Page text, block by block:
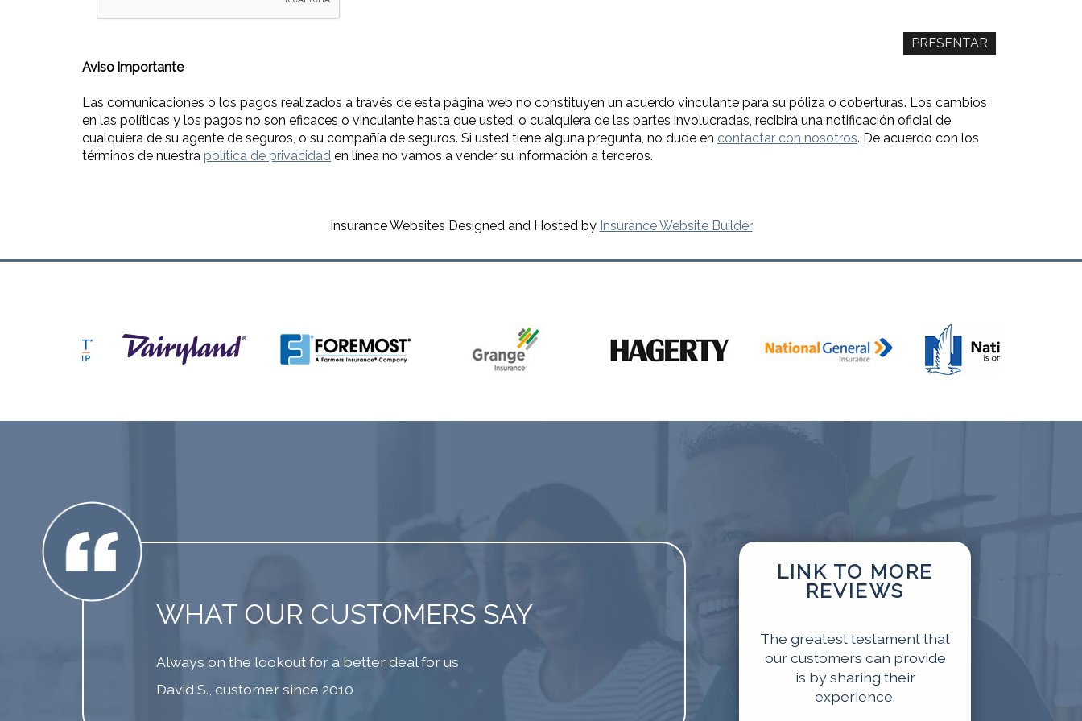
Aviso importante
Las comunicaciones o los pagos realizados a través de esta página web no constituyen un acuerdo vinculante para su póliza o coberturas. Los cambios
en las políticas y los pagos no son eficaces o vinculante hasta que usted, o cualquiera de las partes involucradas, recibirá una notificación oficial de
cualquiera de su agente de seguros, o su compañía de seguros. Si usted tiene alguna pregunta, no dude en contactar con nosotros. De acuerdo con los
términos de nuestra política de privacidad en línea no vamos a vender su información a terceros.
Insurance Websites Designed and Hosted by Insurance Website Builder
WHAT OUR CUSTOMERS SAY
Always on the lookout for a better deal for us
David S., customer since 2010
LINK TO MORE
REVIEWS
The greatest testament that
our customers can provide
is by sharing their
experience.